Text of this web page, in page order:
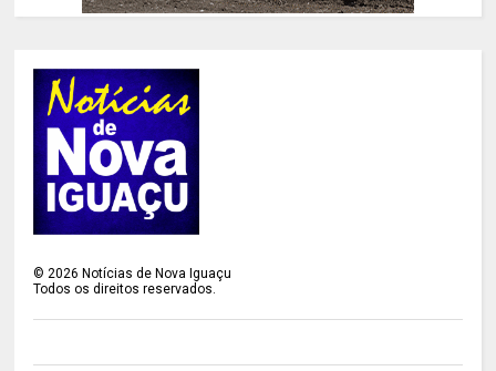
©2026 Notícias de Nova Iguaçu
Todos os direitos reservados.